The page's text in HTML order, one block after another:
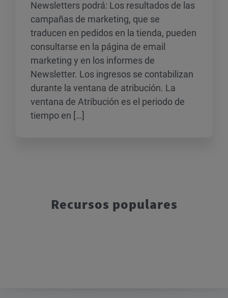
Newsletters podrá: Los resultados de las
campañas de marketing, que se
traducen en pedidos en la tienda, pueden
consultarse en la página de email
marketing y en los informes de
Newsletter. Los ingresos se contabilizan
durante la ventana de atribución. La
ventana de Atribución es el periodo de
tiempo en […]
Recursos populares